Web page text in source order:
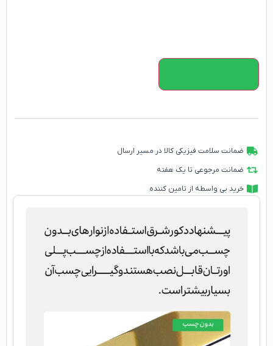
ضمانت سلامت فیزیکی کالا در مسیر ارسال
ضمانت مرجوعی تا یک هفته
خرید بی واسطه از تامین کننده